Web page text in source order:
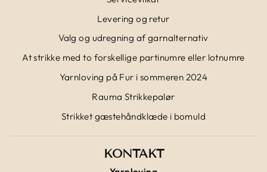
Levering og retur
Valg og udregning af garnalternativ
At strikke med to forskellige partinumre eller lotnumre
Yarnloving på Fur i sommeren 2024
Rauma Strikkepalør
Strikket gæstehåndklæde i bomuld
KONTAKT